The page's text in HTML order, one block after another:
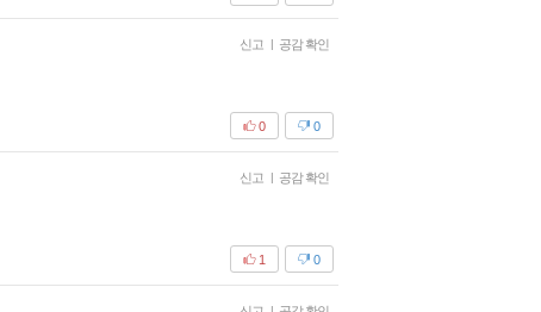
신고 | 공감 확인
0
0
신고 | 공감 확인
0
1